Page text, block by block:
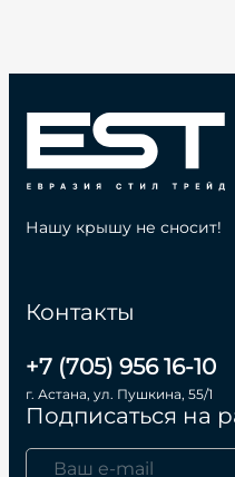
Контакты
+7 (705) 956 16-10
г. Астана, ул. Пушкина, 55/1
Подписаться на
Нашу крышу не сносит!